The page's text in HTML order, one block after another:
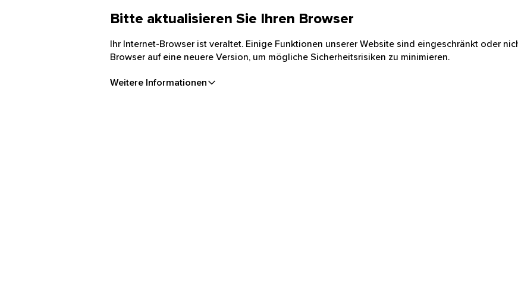
Bitte aktualisieren Sie Ihren Browser
Ihr Internet-Browser ist veraltet. Einige Funktionen unserer Website sind eingeschränkt oder
Browser auf eine neuere Version, um mögliche Sicherheitsrisiken zu minimieren.
Weitere Informationen